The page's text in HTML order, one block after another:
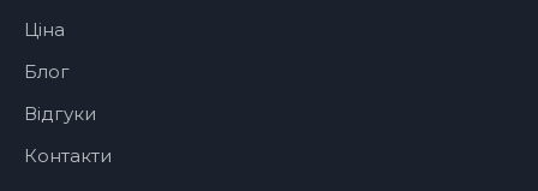
Ціна
Блог
Відгуки
Контакти